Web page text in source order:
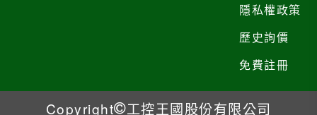
隱私權政策
歷史詢價
免費註冊
Copyright 工控王國股份有限公司